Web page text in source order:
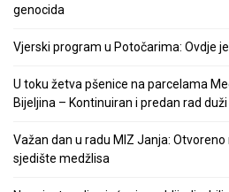
genocida
Vjerski program u Potočarima: Ovdje
U toku žetva pšenice na parcelama
Bijeljina – Kontinuiran i predan rad
Važan dan u radu MIZ Janja:
sjedište medžlisa